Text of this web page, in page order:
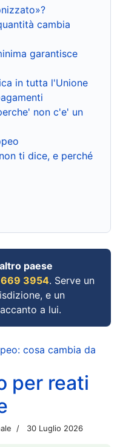
cambia
garantisce
in tutta l'Unione
non c'e' un
ti dice, e perché
paese
3954. Serve un
e un
a lui.
cosa cambia da
per reati
30 Luglio 2026